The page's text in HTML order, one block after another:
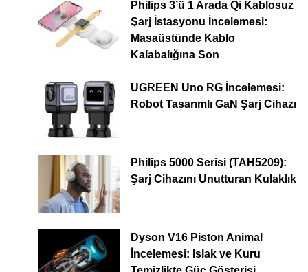
Philips 3’ü 1 Arada Qi Kablosuz
Şarj İstasyonu İncelemesi:
Masaüstünde Kablo
Kalabalığına Son
UGREEN Uno RG İncelemesi:
Robot Tasarımlı GaN Şarj Cihazı
Philips 5000 Serisi (TAH5209):
Şarj Cihazını Unutturan Kulaklık
Dyson V16 Piston Animal
İncelemesi: Islak ve Kuru